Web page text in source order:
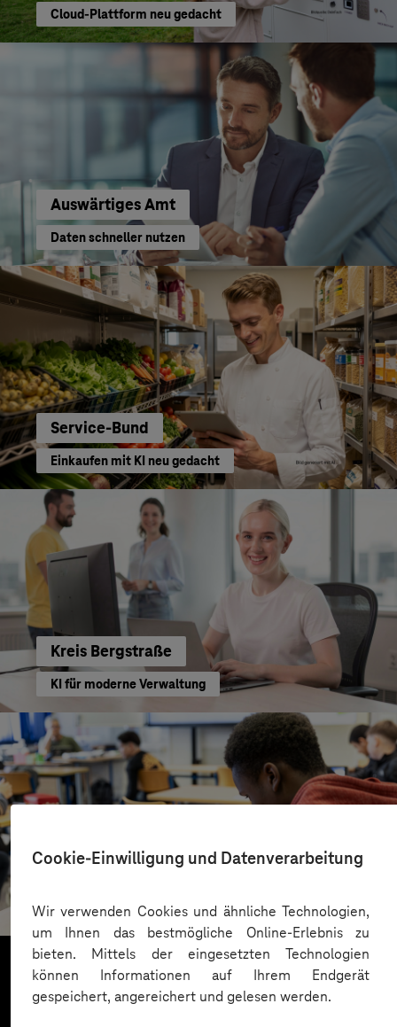
Cookie-Einwilligung und Datenverarbeitung
Wir verwenden Cookies und ähnliche Technologien,
um Ihnen das bestmögliche Online-Erlebnis zu
bieten. Mittels der eingesetzten Technologien
können Informationen auf Ihrem Endgerät
gespeichert, angereichert und gelesen werden.
Cloud-Plattform neu gedacht
Auswärtiges Amt
Daten schneller nutzen
Service-Bund
Einkaufen mit KI neu gedacht
Kreis Bergstraße
KI für moderne Verwaltung
St.-Benedikt-Schule Düsseldorf
Mit KI Sprachbarrieren überwinden
Mehr laden